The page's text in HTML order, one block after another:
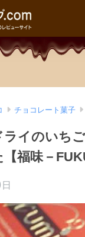
チョコレート菓子
ライのいち
福味－